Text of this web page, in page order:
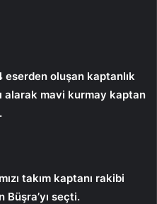
eserden oluşan kaptanlık
alarak mavi kurmay kaptan
takım kaptanı rakibi
Büşra’yı seçti.